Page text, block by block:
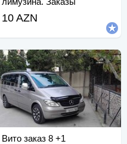
принимаются.
10 AZN
Вито заказ 8 +1